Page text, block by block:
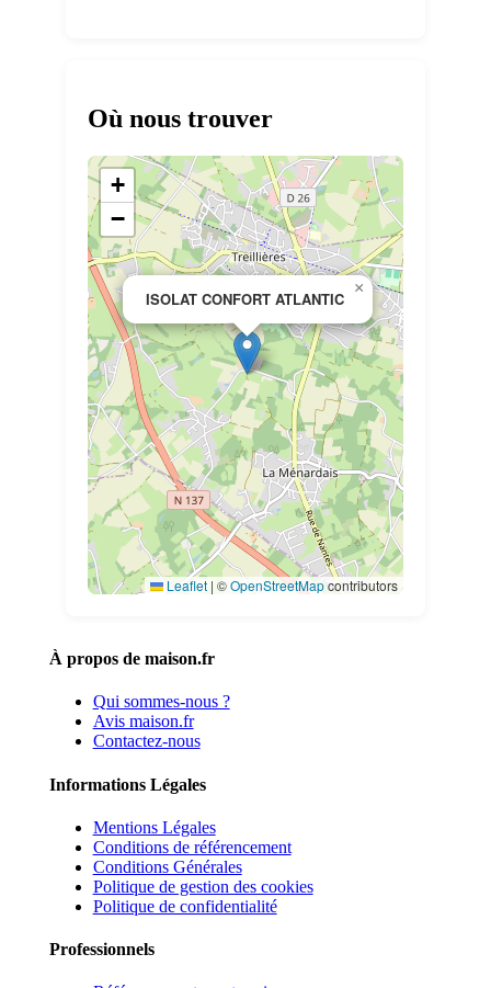
Où nous trouver
ISOLAT CONFORT ATLANTIC
×
+
−
Leaflet | ©OpenStreetMapcontributors
À propos de maison.fr
Qui sommes-nous ?
Avis maison.fr
Contactez-nous
Informations Légales
Mentions Légales
Conditions de référencement
Conditions Générales
Politique de gestion des cookies
Politique de confidentialité
Professionnels